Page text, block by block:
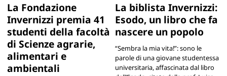
La Fondazione
Invernizzi premia 41
studenti della facoltà
di Scienze agrarie,
alimentari e
ambientali
La biblista Invernizzi:
Esodo, un libro che fa
nascere un popolo
“Sembra la mia vita!”: sono le
parole di una giovane studentessa
universitaria, affascinata dal libro